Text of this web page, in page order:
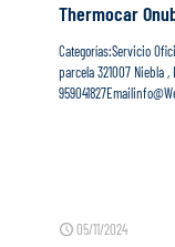
Thermocar
Categorías:Servicio
parcela 321007 Niebla
05/11/2024